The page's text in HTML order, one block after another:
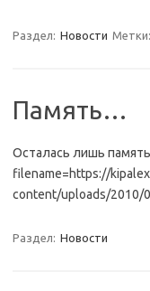
Раздел: Новости Метки:
Память…
Осталась лишь
filename=https://
content/uploads/2010/
Раздел: Новости